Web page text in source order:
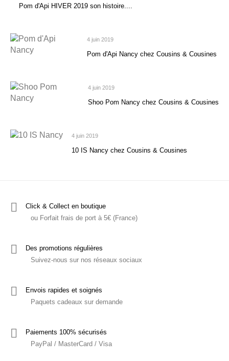
Pom d'Api HIVER 2019 son histoire....
4 juin 2019
Pom d'Api Nancy chez Cousins & Cousines
4 juin 2019
Shoo Pom Nancy chez Cousins & Cousines
4 juin 2019
10 IS Nancy chez Cousins & Cousines
Click & Collect en boutique
ou Forfait frais de port à 5€ (France)
Des promotions régulières
Suivez-nous sur nos réseaux sociaux
Envois rapides et soignés
Paquets cadeaux sur demande
Paiements 100% sécurisés
PayPal / MasterCard / Visa